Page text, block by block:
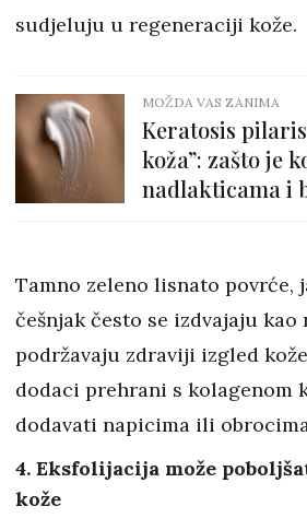
sudjeluju u regeneraciji kože.
MOŽDA VAS ZANIMA
Keratosis
koža”: zašto je
nadlakticama i
Tamno zeleno lisnato povrće,
češnjak često se izdvajaju
podržavaju zdraviji izgled
dodaci prehrani s kolagenom
dodavati napicima ili
4. Eksfolijacija može
kože